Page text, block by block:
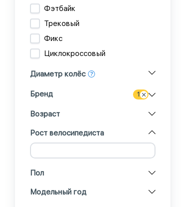
Фэтбайк
Трековый
Фикс
Циклокроссовый
Диаметр колёс
Бренд 1
Возраст
Рост велосипедиста
Пол
Модельный год